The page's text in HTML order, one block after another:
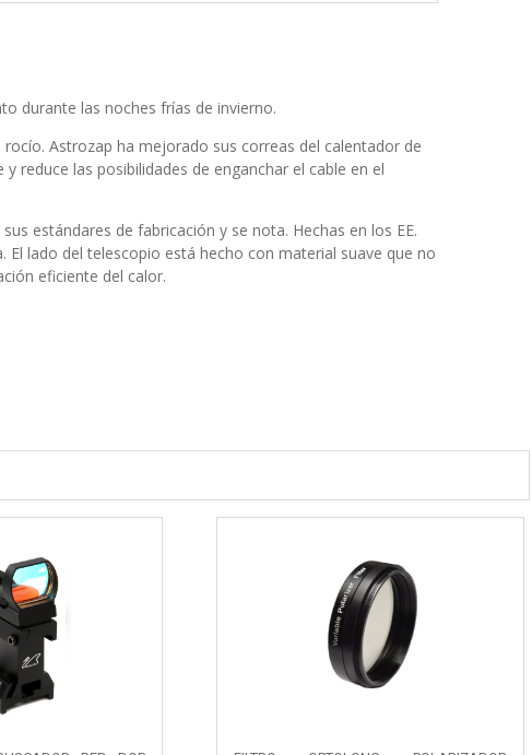
durante las noches frías de invierno.
Astrozap ha mejorado sus correas del calentador de
reduce las posibilidades de enganchar el cable en el
estándares de fabricación y se nota. Hechas en los EE.
lado del telescopio está hecho con material suave que no
eficiente del calor.